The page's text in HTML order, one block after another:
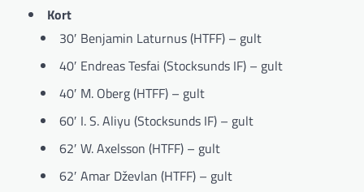
Kort
30′ Benjamin Laturnus (HTFF) – gult
40′ Endreas Tesfai (Stocksunds IF) – gult
40′ M. Oberg (HTFF) – gult
60′ I. S. Aliyu (Stocksunds IF) – gult
62′ W. Axelsson (HTFF) – gult
62′ Amar Dževlan (HTFF) – gult